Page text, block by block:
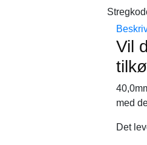
Vil
med
Det